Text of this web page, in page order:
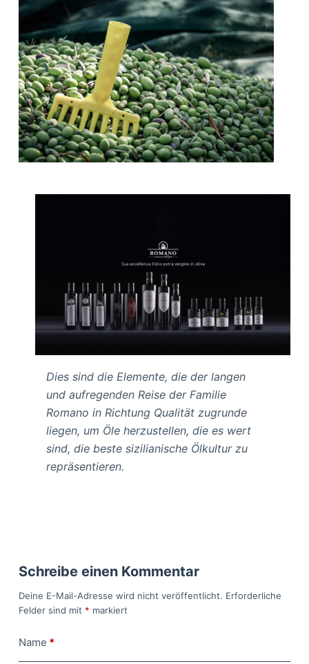
Dies sind die Elemente, die der langen
und aufregenden Reise der Familie
Romano in Richtung Qualität zugrunde
liegen, um Öle herzustellen, die es wert
sind, die beste sizilianische Ölkultur zu
repräsentieren.
Schreibe einen Kommentar
Deine E-Mail-Adresse wird nicht veröffentlicht. Erforderliche
Felder sind mit * markiert
Name *